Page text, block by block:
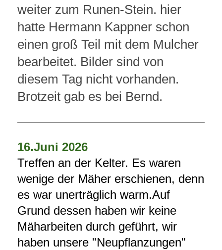
weiter zum Runen-Stein. hier
hatte Hermann Kappner schon
einen groß Teil mit dem Mulcher
bearbeitet. Bilder sind von
diesem Tag nicht vorhanden.
Brotzeit gab es bei Bernd.
16.Juni 2026
Treffen an der Kelter. Es waren
wenige der Mäher erschienen, denn
es war unerträglich warm.Auf
Grund dessen haben wir keine
Mäharbeiten durch geführt, wir
haben unsere "Neupflanzungen"